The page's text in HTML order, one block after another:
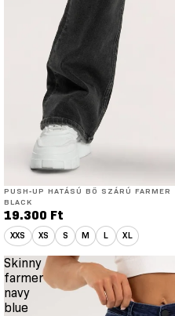
ÚJ
PUSH‑UP HATÁSÚ BŐ SZÁRÚ FARMER
BLACK
19.300 Ft
XXS XS S M L XL
Skinny
farmer
navy
blue